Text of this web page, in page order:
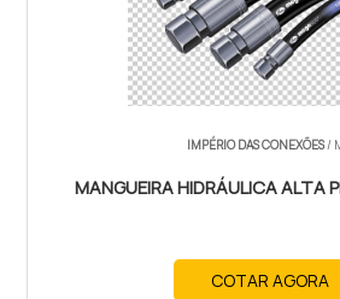
IMPÉRIO DAS CONEXÕES/
MANGUEIRA HIDRÁULICA ALTA
COTAR AGORA